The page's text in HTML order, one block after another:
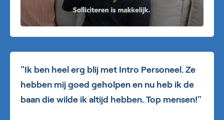
"Ik ben heel erg blij met Intro Personeel. Ze
hebben mij goed geholpen en nu heb ik de
baan die wilde ik altijd hebben. Top mensen!"